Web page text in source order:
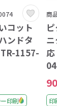
コット
ンドタ
1157-
印刷
商
印